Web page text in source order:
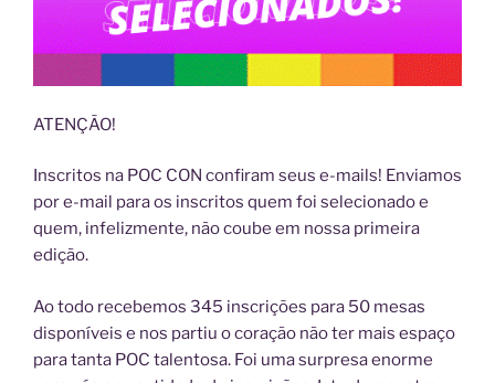
ATENÇÃO!
Inscritos na POC CON confiram seus e-mails! Enviamos
por e-mail para os inscritos quem foi selecionado e
quem, infelizmente, não coube em nossa primeira
edição.
Ao todo recebemos 345 inscrições para 50 mesas
disponíveis e nos partiu o coração não ter mais espaço
para tanta POC talentosa. Foi uma surpresa enorme